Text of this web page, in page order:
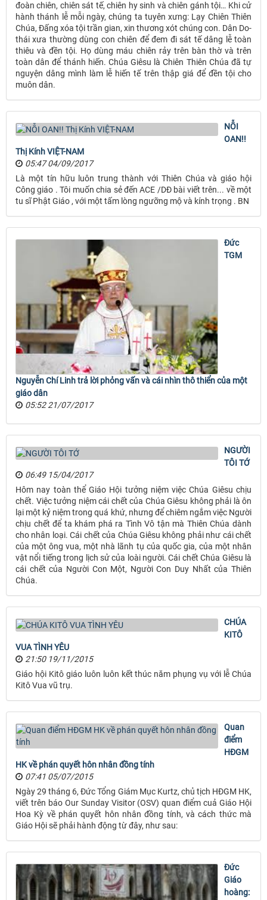
đoàn chiên, chiên sát tế, chiên hy sinh và chiên gánh tội… Khi cử
hành thánh lễ mỗi ngày, chúng ta tuyên xưng: Lạy Chiên Thiên
Chúa, Đấng xóa tội trần gian, xin thương xót chúng con. Dân Do-
thái xưa thường dùng con chiên để đem đi sát tế dâng lễ toàn
thiêu và đền tội. Họ dùng máu chiên rảy trên bàn thờ và trên
toàn dân để thánh hiến. Chúa Giêsu là Chiên Thiên Chúa đã tự
nguyện dâng mình làm lễ hiến tế trên thập giá để đền tội cho
muôn dân.
NỖI
OAN!!
Thị Kính VIỆT-NAM
05:47 04/09/2017
Là một tín hữu luôn trung thành với Thiên Chúa và giáo hội
Công giáo . Tôi muốn chia sẻ đến ACE /DĐ bài viết trên... về một
tu sĩ Phật Giáo , với một tấm lòng ngưỡng mộ và kính trọng . BN
Đức
TGM
Nguyễn Chí Linh trả lời phỏng vấn và cái nhìn thô thiển của một
giáo dân
05:52 21/07/2017
NGƯỜI
TÔI TỚ
06:49 15/04/2017
Hôm nay toàn thể Giáo Hội tưởng niệm việc Chúa Giêsu chịu
chết. Việc tưởng niệm cái chết của Chúa Giêsu không phải là ôn
lại một kỷ niệm trong quá khứ, nhưng để chiêm ngắm việc Người
chịu chết để ta khám phá ra Tình Vô tận mà Thiên Chúa dành
cho nhân loại. Cái chết của Chúa Giêsu không phải như cái chết
của một ông vua, một nhà lãnh tụ của quốc gia, của một nhân
vật nổi tiếng trong lịch sử của loài người. Cái chết Chúa Giêsu là
cái chết của Người Con Một, Người Con Duy Nhất của Thiên
Chúa.
CHÚA
KITÔ
VUA TÌNH YÊU
21:50 19/11/2015
Giáo hội Kitô giáo luôn luôn kết thúc năm phụng vụ với lễ Chúa
Kitô Vua vũ trụ.
Quan
điểm
HĐGM
HK về phán quyết hôn nhân đồng tính
07:41 05/07/2015
Ngày 29 tháng 6, Đức Tổng Giám Mục Kurtz, chủ tịch HĐGM HK,
viết trên báo Our Sunday Visitor (OSV) quan điểm cuả Giáo Hội
Hoa Kỳ về phán quyết hôn nhân đồng tính, và cách thức mà
Giáo Hội sẽ phải hành động từ đây, như sau:
Đức
Giáo
hoàng: